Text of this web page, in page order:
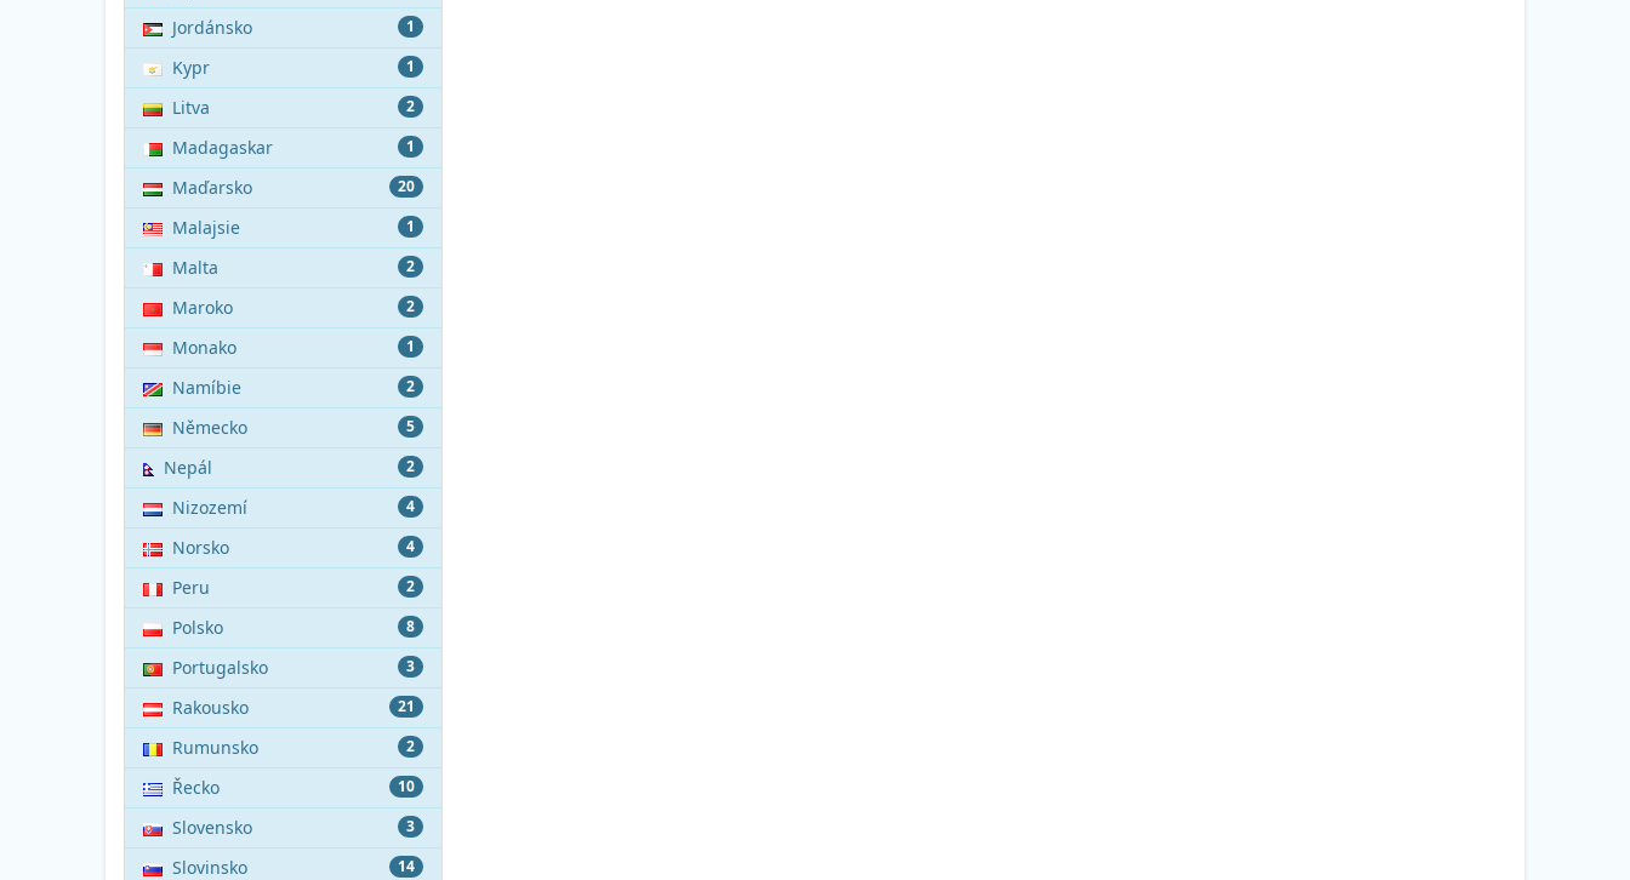
1
Jordánsko
1
Kypr
2
Litva
1
Madagaskar
20
Maďarsko
1
Malajsie
2
Malta
2
Maroko
1
Monako
2
Namíbie
5
Německo
2
Nepál
4
Nizozemí
4
Norsko
2
Peru
8
Polsko
3
Portugalsko
21
Rakousko
2
Rumunsko
10
Řecko
3
Slovensko
14
Slovinsko